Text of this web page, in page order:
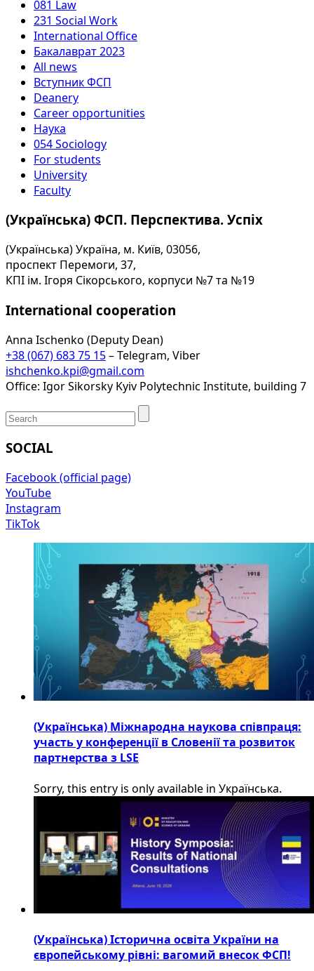
081 Law
231 Social Work
International Office
Бакалаврат 2023
All news
Вступник ФСП
Deanery
Career opportunities
Наука
054 Sociology
For students
University
Faculty
(Українська) ФСП. Перспектива. Успіх
(Українська) Україна, м. Київ, 03056,
проспект Перемоги, 37,
КПІ ім. Ігоря Сікорського, корпуси №7 та №19
International cooperation
Anna Ischenko (Deputy Dean)
+38 (067) 683 75 15– Telegram, Viber
ishchenko.kpi@gmail.com
Office: Igor Sikorsky Kyiv Polytechnic Institute, building 7
SOCIAL
Facebook (official page)
YouTube
Instagram
TikTok
(Українська) Міжнародна наукова співпраця:
участь у конференції в Словенії та розвиток
партнерства з LSE
Sorry, this entry is only available in Українська.
(Українська) Історична освіта України на
європейському рівні: вагомий внесок ФСП!